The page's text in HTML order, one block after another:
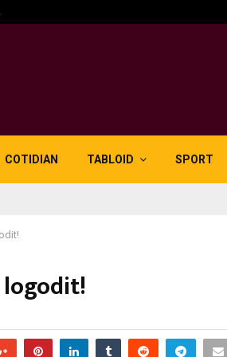
COTIDIAN TABLOID SPORT
logodit!